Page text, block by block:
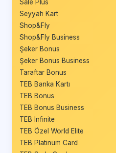
Sale Plus
Seyyah Kart
Shop&Fly
Shop&Fly Business
Şeker Bonus
Şeker Bonus Business
Taraftar Bonus
TEB Banka Kartı
TEB Bonus
TEB Bonus Business
TEB Infinite
TEB Özel World Elite
TEB Platinum Card